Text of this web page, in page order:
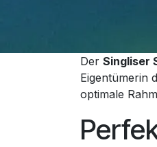
Der Singliser
Eigentümerin
optimale